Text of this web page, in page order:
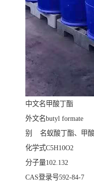
中文名甲酸丁酯
外文名butyl formate
别 名蚁酸丁酯、甲
化学式C5H10O2
分子量102.132
CAS登录号592-84-7